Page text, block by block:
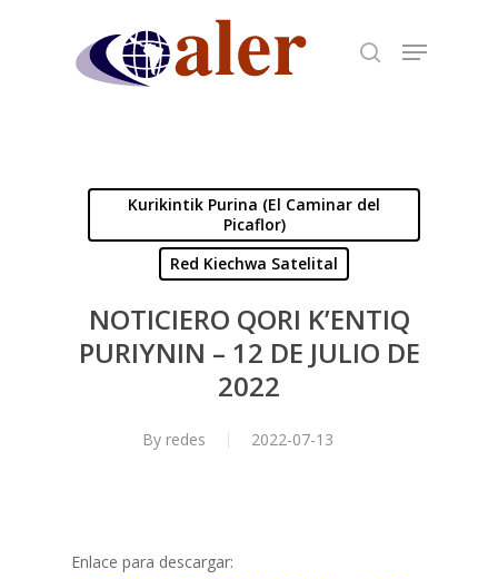
Kurikintik Purina (El Caminar del
Picaflor)
Red Kiechwa Satelital
NOTICIERO QORI K’ENTIQ
PURIYNIN – 12 DE JULIO DE
2022
By redes 2022-07-13
Enlace para descargar: